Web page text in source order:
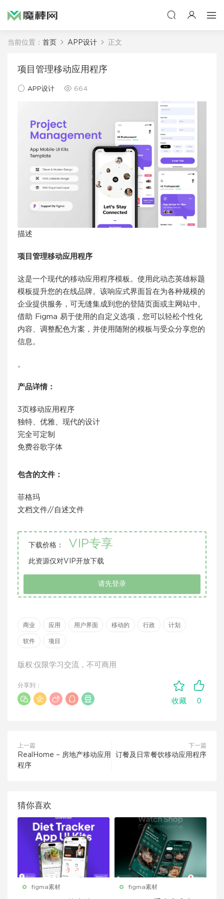
当前位置： 首页 APP设计 正文
项目管理移动应用程序
APP设计 664
描述
项目管理移动应用程序
这是一个现代的移动应用程序模板。使用此动态英雄标题
模板提升您的在线品牌。该响应式界面旨在为各种规模的
企业提供服务，可无缝集成到您的登陆页面或主网站中。
借助 Figma 易于使用的自定义选项，您可以轻松个性化
内容、调整配色方案，并使用随附的模板与受众分享您的
信息。
。
产品详情：
3页移动应用程序
独特、优雅、现代的设计
完全可定制
免费谷歌字体
包含的文件：
菲格玛
文档文件//自述文件
下载价格： VIP专享
此资源仅对VIP开放下载
请先登录
商业 应用 用户界面 移动的 行政 计划
软件 项目
版权:仅限学习交流，不可商用
收藏 0
分享到：
上一篇
RealHome – 房地产移动应用
程序
下一篇
订餐及日常餐饮移动应用程序
猜你喜欢
figma素材 figma素材